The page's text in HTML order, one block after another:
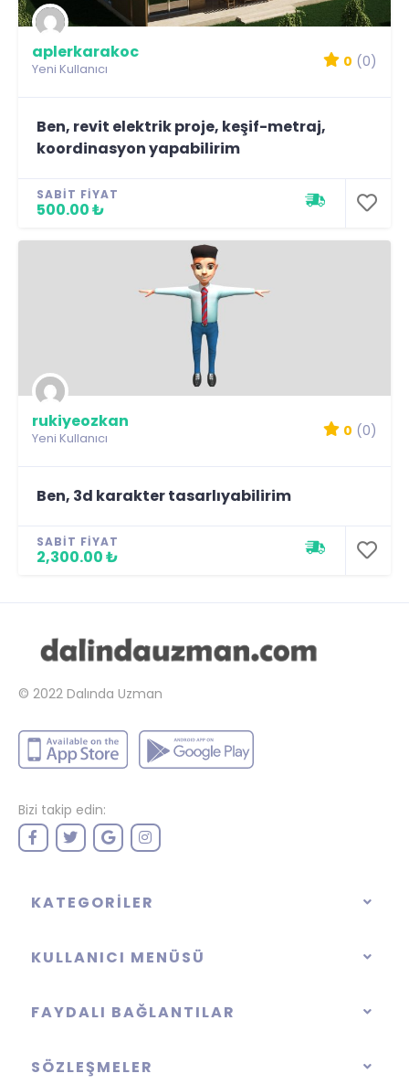
aplerkarakoc
Yeni Kullanıcı 0 (0)
Ben, revit elektrik proje, keşif-metraj,
koordinasyon yapabilirim
SABIT FIYAT
500.00 ₺
rukiyeozkan
Yeni Kullanıcı 0 (0)
Ben, 3d karakter tasarlıyabilirim
SABIT FIYAT
2,300.00 ₺
© 2022 Dalında Uzman
Bizi takip edin:
KATEGORILER
KULLANICI MENÜSÜ
FAYDALI BAĞLANTILAR
SÖZLEŞMELER